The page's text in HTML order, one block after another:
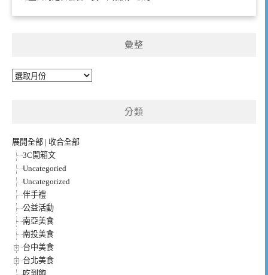
彙整
彙
分類
展開全部 | 收合全部
3C開箱文
Uncategoried
Uncategorized
伴手禮
公益活動
南亞美食
南投美食
台中美食
台北美食